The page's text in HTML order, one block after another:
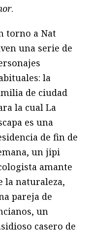
.
torno a Nat
una serie de
la
de ciudad
la cual La
es una
de fin de
un jipi
amante
la naturaleza,
pareja de
un
casero de